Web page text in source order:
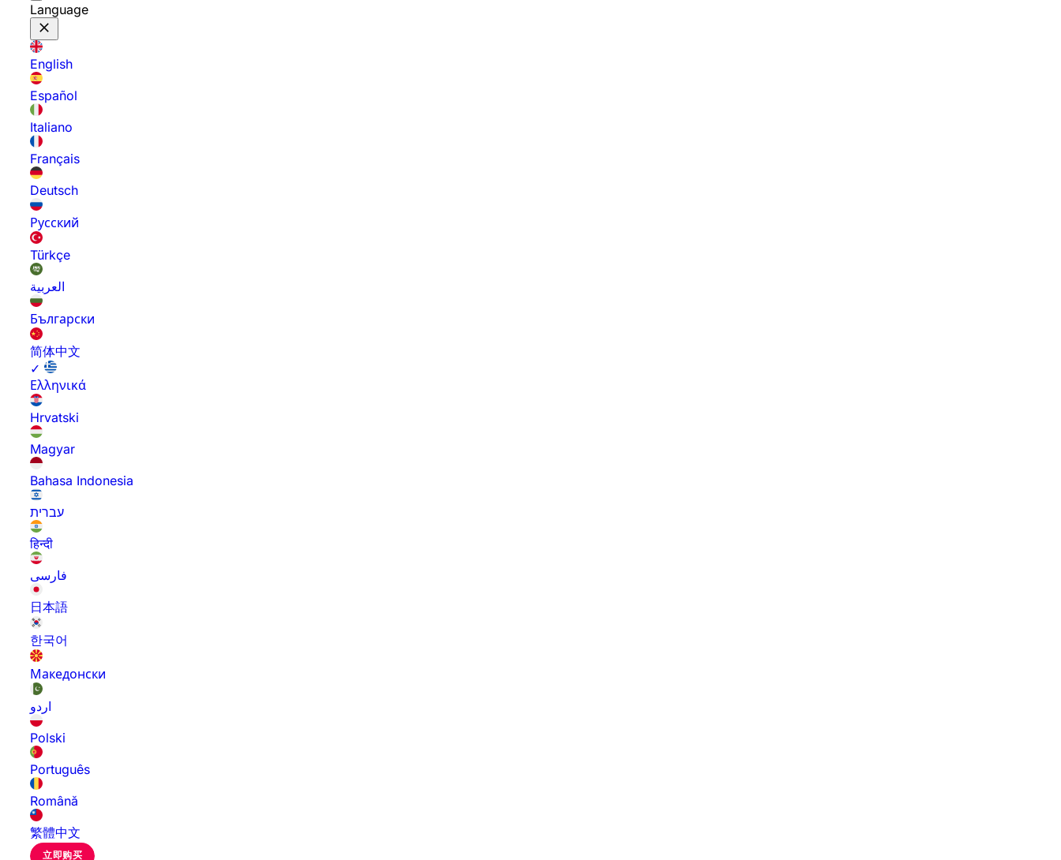
Language
English
Español
Italiano
Français
Deutsch
Русский
Türkçe
العربية
Български
简体中文
✓
Ελληνικά
Hrvatski
Magyar
Bahasa Indonesia
עברית
हिन्दी
فارسی
日本語
한국어
Македонски
اردو
Polski
Português
Română
繁體中文
立即购买